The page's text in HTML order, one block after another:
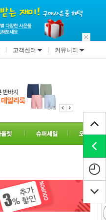
고객센터 커뮤니티
1/3